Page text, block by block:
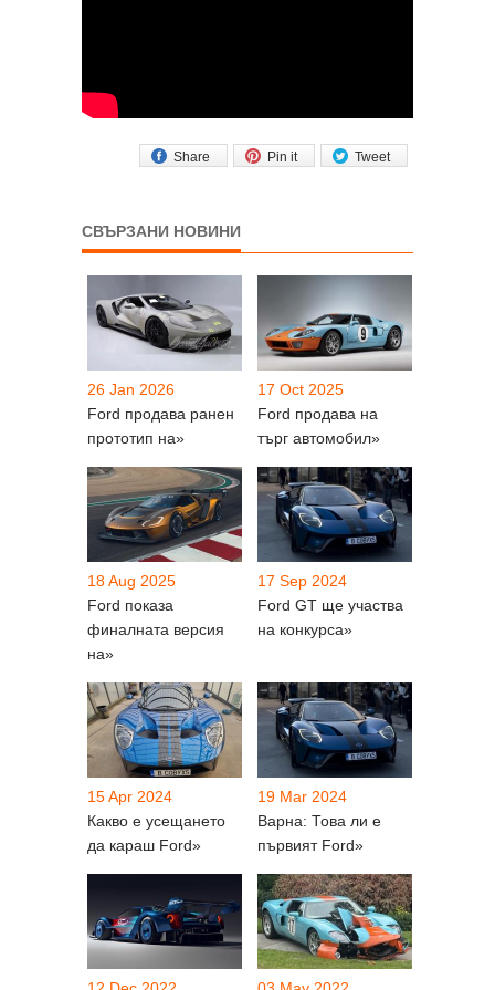
Tweet
Pin it
Share
СВЪРЗАНИ НОВИНИ
26 Jan 2026
Ford продава ранен
прототип на»
17 Oct 2025
Ford продава на
търг автомобил»
18 Aug 2025
Ford показа
финалната версия
на»
17 Sep 2024
Ford GT ще участва
на конкурса»
15 Apr 2024
Какво е усещането
да караш Ford»
19 Mar 2024
Варна: Това ли е
първият Ford»